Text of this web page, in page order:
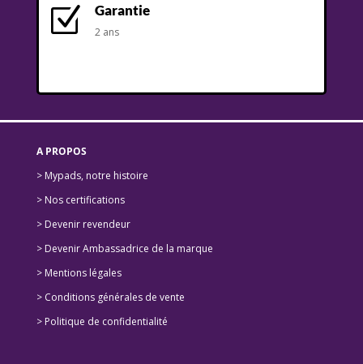
Z Garantie
2 ans
A PROPOS
> Mypads, notre histoire
> Nos certifications
> Devenir revendeur
> Devenir Ambassadrice de la marque
> Mentions légales
> Conditions générales de vente
> Politique de confidentialité